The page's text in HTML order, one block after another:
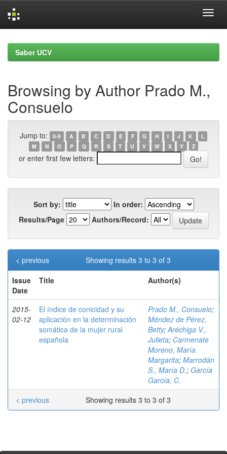
navigationSaber UCV
Browsing by Author Prado M.,
Consuelo
Jump to: 0-9 A B C D E F G H I J K
L
M
N O P Q R S T U V W X Y Z
or enter first few letters:
Sort by:
In order:
Results/Page
Authors/Record:
Showing results 3 to 3 of 3
< previous
Issue
Date
Title Author(s)
2015-
02-12
El índice de conicidad y su
aplicación en la determinación
somática de la mujer rural
española
Prado M., Consuelo;
Méndez de Pérez,
Betty;Aréchiga V.,
Julieta; Carmenate
Moreno, María
Margarita; Marrodán
S., María D.; García
García, C.
Showing results 3 to 3 of 3
< previous